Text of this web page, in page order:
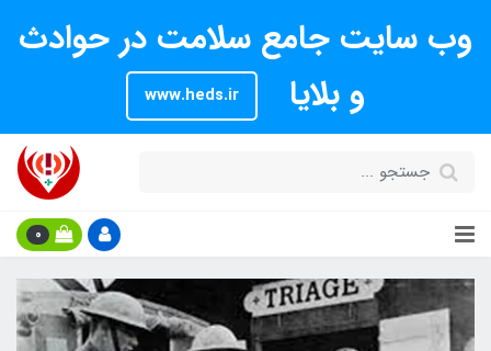
وب سایت جامع سلامت در حوادث
و بلایا
www.heds.ir
0